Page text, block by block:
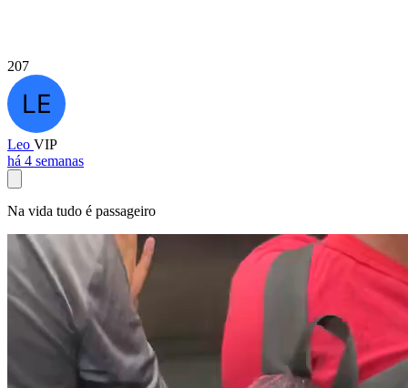
207
Leo VIP
há 4 semanas
Na vida tudo é passageiro